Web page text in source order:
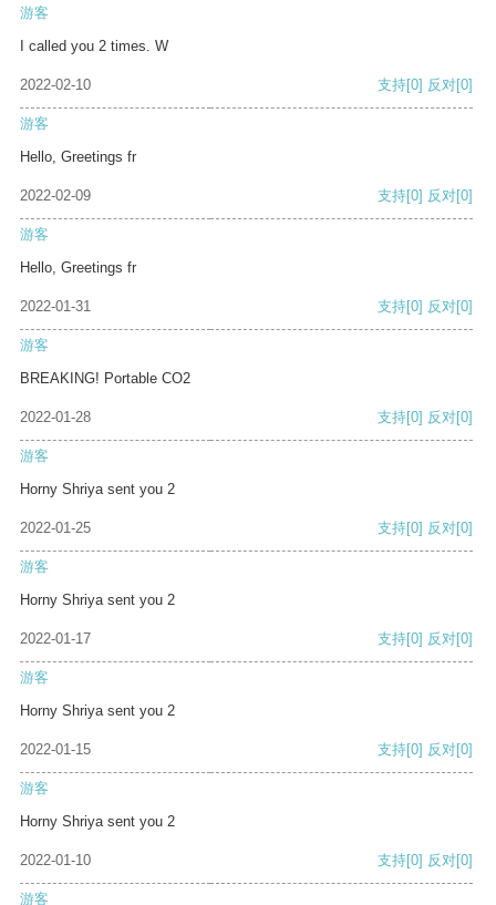
游客
I called you 2 times. W
2022-02-10 支持[0] 反对[0]
游客
Hello, Greetings fr
2022-02-09 支持[0] 反对[0]
游客
Hello, Greetings fr
2022-01-31 支持[0] 反对[0]
游客
BREAKING! Portable CO2
2022-01-28 支持[0] 反对[0]
游客
Horny Shriya sent you 2
2022-01-25 支持[0] 反对[0]
游客
Horny Shriya sent you 2
2022-01-17 支持[0] 反对[0]
游客
Horny Shriya sent you 2
2022-01-15 支持[0] 反对[0]
游客
Horny Shriya sent you 2
2022-01-10 支持[0] 反对[0]
游客